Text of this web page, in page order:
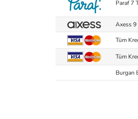
Paraf 7
Axess 9
Tüm
Tüm
Burgan